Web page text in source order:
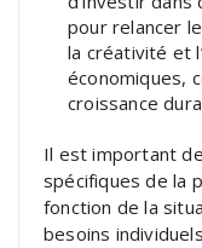
pour relancer
la créativité et
économiques,
croissance
Il est important
spécifiques de la
fonction de la
besoins